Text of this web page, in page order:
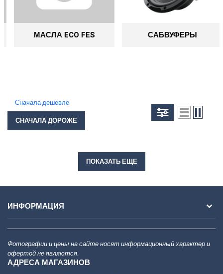
МАСЛА ECO FES САБВУФЕРЫ
Сначала дешевле
СНАЧАЛА ДОРОЖЕ
ПОКАЗАТЬ ЕЩЕ
ИНФОРМАЦИЯ
Фотографии и цены на сайте носят информационный характер и
офертой не являются.
АДРЕСА МАГАЗИНОВ